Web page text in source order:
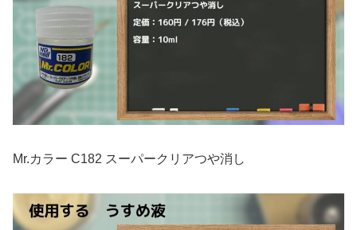
Mr.カラー C182 スーパークリアつや消し